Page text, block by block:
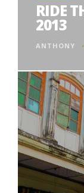
RIDE
2013
ANTHONY